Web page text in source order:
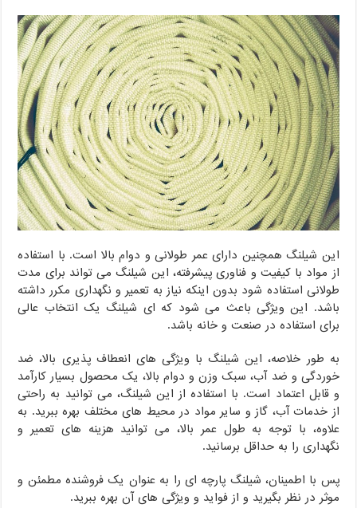
این شیلنگ همچنین دارای عمر طولانی و دوام بالا است. با استفاده
از مواد با کیفیت و فناوری پیشرفته، این شیلنگ می تواند برای مدت
طولانی استفاده شود بدون اینکه نیاز به تعمیر و نگهداری مکرر داشته
باشد. این ویژگی باعث می شود که ای شیلنگ یک انتخاب عالی
برای استفاده در صنعت و خانه باشد.
به طور خلاصه، این شیلنگ با ویژگی های انعطاف پذیری بالا، ضد
خوردگی و ضد آب، سبک وزن و دوام بالا، یک محصول بسیار کارآمد
و قابل اعتماد است. با استفاده از این شیلنگ، می توانید به راحتی
از خدمات آب، گاز و سایر مواد در محیط های مختلف بهره ببرید. به
علاوه، با توجه به طول عمر بالا، می توانید هزینه های تعمیر و
نگهداری را به حداقل برسانید.
پس با اطمینان، شیلنگ پارچه ای را به عنوان یک فروشنده مطمئن و
موثر در نظر بگیرید و از فواید و ویژگی های آن بهره ببرید.